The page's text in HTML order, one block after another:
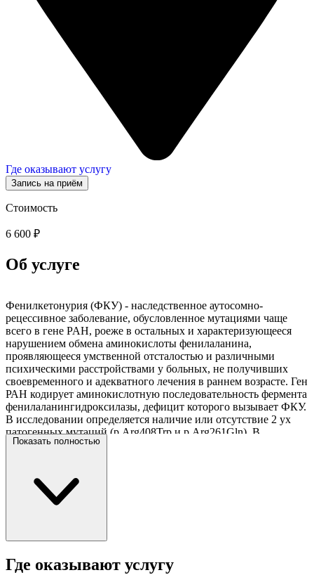
Где оказывают услугу
Запись на приём
Стоимость
6 600 ₽
Об услуге
Фенилкетонурия (ФКУ) - наследственное аутосомно-
рецессивное заболевание, обусловленное мутациями чаще
всего в гене PAH, роеже в остальных и характеризующееся
нарушением обмена аминокислоты фенилаланина,
проявляющееся умственной отсталостью и различными
психическими расстройствами у больных, не получивших
своевременного и адекватного лечения в раннем возрасте. Ген
РАН кодирует аминокислотную последовательность фермента
фенилаланингидроксилазы, дефицит которого вызывает ФКУ.
В исследовании определяется наличие или отсутствие 2 ух
патогенных мутаций (p.Arg408Trp и p.Arg261Gln). В
настоящее время известно более 1040 мутаций в гене РАН, на
IVS12+1G>A (3,1%), IVS10-11G>A (2,6%), и p.Arg158Leu
(2,4%). В данном исследовании определяется наличие или
отсутствие 2 ух патогенных мутаций: p.Arg408Trp
QDPR, GCH1, PCBD, SPR, DNAJC12 всем пациентам с
подозрением или клинически установленным диагнозом
Показать полностью
Где оказывают услугу